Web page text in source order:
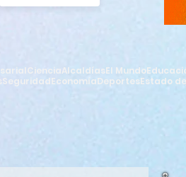
CienciaAlcaldíasEl Mundo
SeguridadEconomíaDeportesEstado